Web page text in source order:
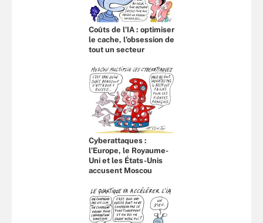
Coûts de l'IA : optimiser
le cache, l’obsession de
tout un secteur
Cyberattaques :
l’Europe, le Royaume-
Uni et les États-Unis
accusent Moscou